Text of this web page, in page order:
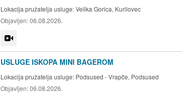
Lokacija pružatelja usluge:Velika Gorica, Kurilovec
Objavljen:06.08.2026.
USLUGE ISKOPA MINI BAGEROM
Lokacija pružatelja usluge: Podsused - Vrapče, Podsused
Objavljen:06.08.2026.